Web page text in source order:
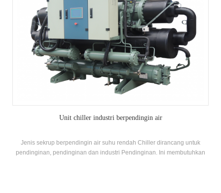
Unit chiller industri berpendingin air
Jenis sekrup berpendingin air suhu rendah Chiller dirancang untuk
pendinginan, pendinginan dan industri Pendinginan. Ini membutuhkan